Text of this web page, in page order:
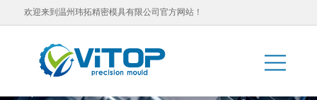
欢迎来到温州玮拓精密模具有限公司官方网站！